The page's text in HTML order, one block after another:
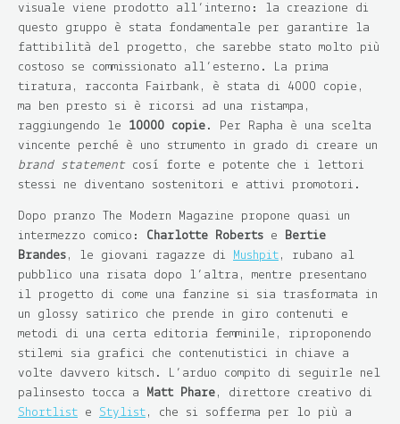
visuale viene prodotto all’interno: la creazione di
questo gruppo è stata fondamentale per garantire la
fattibilità del progetto, che sarebbe stato molto più
costoso se commissionato all’esterno. La prima
tiratura, racconta Fairbank, è stata di 4000 copie,
ma ben presto si è ricorsi ad una ristampa,
raggiungendo le 10000 copie . Per Rapha è una scelta
vincente perché è uno strumento in grado di creare un
brand statementcosì forte e potente che i lettori
stessi ne diventano sostenitori e attivi promotori.
Dopo pranzo The Modern Magazine propone quasi un
intermezzo comico: Charlotte Roberts e
Bertie
Brandes , le giovani ragazze di Mushpit , rubano al
pubblico una risata dopo l’altra, mentre presentano
il progetto di come una fanzine si sia trasformata in
un glossy satirico che prende in giro contenuti e
metodi di una certa editoria femminile, riproponendo
stilemi sia grafici che contenutistici in chiave a
volte davvero kitsch. L’arduo compito di seguirle nel
palinsesto tocca a
Matt Phare , direttore creativo di
Shortlist e Stylist , che si sofferma per lo più a